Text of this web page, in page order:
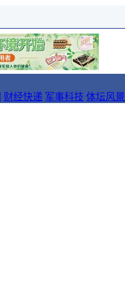
财经快递 军事科技 体坛风景